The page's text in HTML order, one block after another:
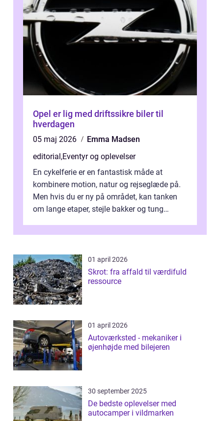
Opel er lig med driftssikre biler til
hverdagen
05 maj 2026
Emma Madsen
editorial,Eventyr og oplevelser
En cykelferie er en fantastisk måde at
kombinere motion, natur og rejseglæde på.
Men hvis du er ny på området, kan tanken
om lange etaper, stejle bakker og tung
01 april 2026
Skrot: fra affald til værdifuld
ressource
01 april 2026
Autoværksted - mekaniker i
øjenhøjde med bilejeren
30 september 2025
De bedste oplevelser med
autocamper i vildmarken